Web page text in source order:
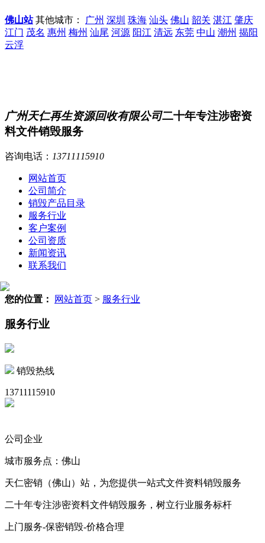
佛山站其他城市： 广州 深圳 珠海 汕头 佛山 韶关 湛江 肇庆
江门 茂名 惠州 梅州 汕尾 河源 阳江 清远 东莞 中山 潮州 揭阳
云浮
广州天仁再生资源回收有限公司二十年专注涉密资
料文件销毁服务
咨询电话： 13711115910
网站首页
公司简介
销毁产品目录
服务行业
客户案例
公司资质
新闻资讯
联系我们
您的位置： 网站首页 > 服务行业
服务行业
销毁热线
13711115910
公司企业
城市服务点：佛山
天仁密销（佛山）站，为您提供一站式文件资料销毁服务
二十年专注涉密资料文件销毁服务，树立行业服务标杆
上门服务-保密销毁-价格合理